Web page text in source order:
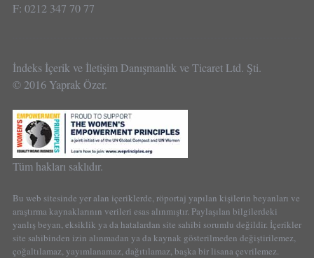
F: 0212 347 70 77
İndeks İçerik ve İletişim Danışmanlık ve Ticaret Ltd. Şti.
© 2016 Yaprak Özer.
Tüm hakları saklıdır.
Bu web sitesinde yer alan içeriklerde, röportaj yapılan kişilerin beyanları ve
araştırma kaynaklarının verileri esas alınmıştır. Paylaşılan bilgilerdeki
yanlış beyan, eksiklik ya da hatalardan site sahibi sorumlu değildir. İçerikler
site sahibinden izin alınmadan ya da kaynak gösterilmeden değiştirilemez,
çoğaltılamaz, yayımlanamaz, dağıtılamaz, başka bir lisana çevrilemez.